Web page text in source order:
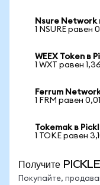
Nsure Network
1 NSURE равен
WEEX Token в
1 WXT равен
Ferrum
1 FRM равен
Tokemak в
1 TOKE равен
Получите
Покупайте,